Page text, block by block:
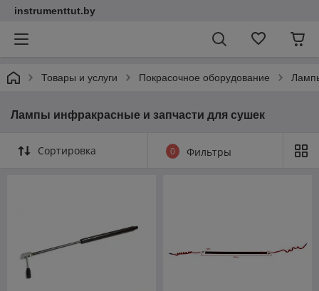
instrumenttut.by
Товары и услуги Покрасочное оборудование
Лампы инфракрасные и запчасти для сушек
Сортировка 0 Фильтры